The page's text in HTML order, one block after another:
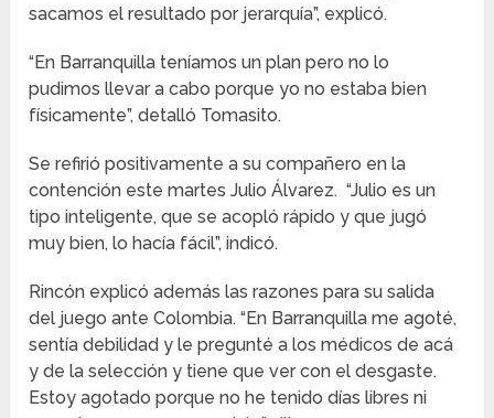
sacamos el resultado por jerarquía”, explicó.
“En Barranquilla teníamos un plan pero no lo
pudimos llevar a cabo porque yo no estaba bien
físicamente”, detalló Tomasito.
Se refirió positivamente a su compañero en la
contención este martes Julio Álvarez. “Julio es un
tipo inteligente, que se acopló rápido y que jugó
muy bien, lo hacía fácil”, indicó.
Rincón explicó además las razones para su salida
del juego ante Colombia. “En Barranquilla me agoté,
sentía debilidad y le pregunté a los médicos de acá
y de la selección y tiene que ver con el desgaste.
Estoy agotado porque no he tenido días libres ni